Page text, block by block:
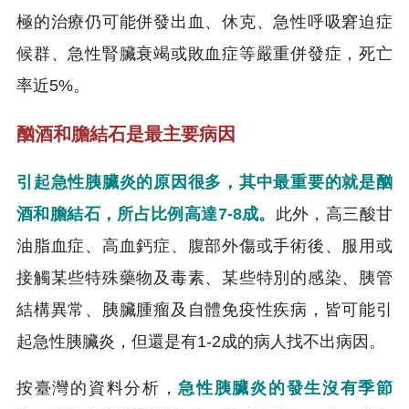
極的治療仍可能併發出血、休克、急性呼吸窘迫症
候群、急性腎臟衰竭或敗血症等嚴重併發症，死亡
率近5%。
酗酒和膽結石是最主要病因
引起急性胰臟炎的原因很多，其中最重要的就是酗
酒和膽結石，所占比例高達7-8成。 此外，高三酸甘
油脂血症、高血鈣症、腹部外傷或手術後、服用或
接觸某些特殊藥物及毒素、某些特別的感染、胰管
結構異常、胰臟腫瘤及自體免疫性疾病，皆可能引
起急性胰臟炎，但還是有1-2成的病人找不出病因。
按臺灣的資料分析，急性胰臟炎的發生沒有季節